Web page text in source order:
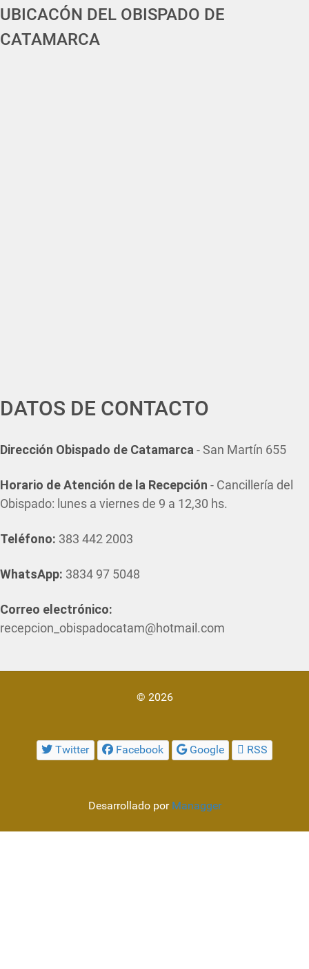
UBICACÓN DEL OBISPADO DE
CATAMARCA
DATOS DE CONTACTO
Dirección Obispado de Catamarca - San Martín 655
Horario de Atención de la Recepción - Cancillería del
Obispado: lunes a viernes de 9 a 12,30 hs.
Teléfono: 383 442 2003
WhatsApp: 3834 97 5048
Correo electrónico:
recepcion_obispadocatam@hotmail.com
© 2026
Twitter Facebook Google RSS
Desarrollado por Managger